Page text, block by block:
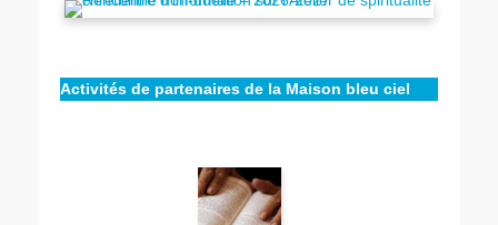
Activités de partenaires de la Maison bleu ciel